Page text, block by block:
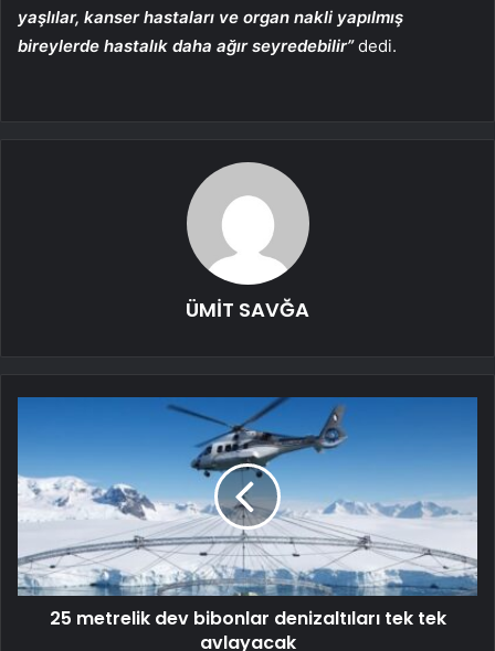
yaşlılar, kanser hastaları ve organ nakli yapılmış
bireylerde hastalık daha ağır seyredebilir”dedi.
ÜMİT SAVĞA
25 metrelik dev bibonlar denizaltıları tek tek
avlayacak